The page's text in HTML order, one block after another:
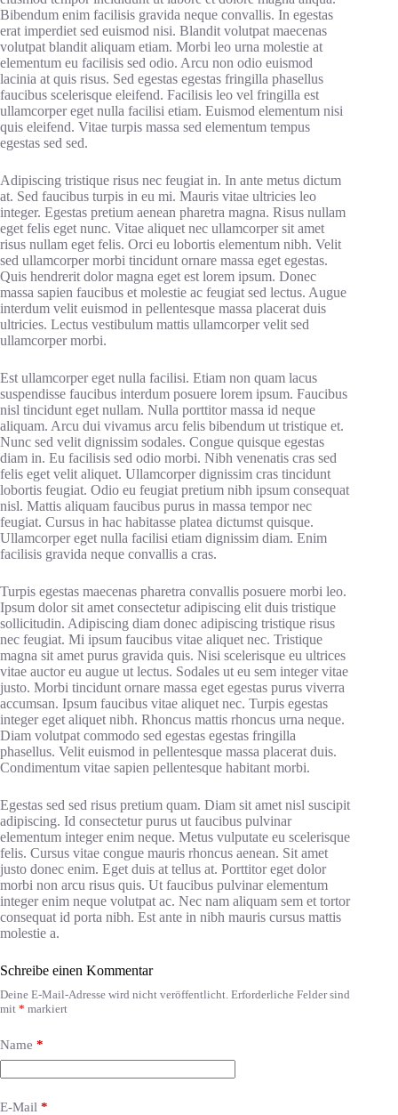
Bibendum enim facilisis gravida neque convallis. In egestas
erat imperdiet sed euismod nisi. Blandit volutpat maecenas
volutpat blandit aliquam etiam. Morbi leo urna molestie at
elementum eu facilisis sed odio. Arcu non odio euismod
lacinia at quis risus. Sed egestas egestas fringilla phasellus
faucibus scelerisque eleifend. Facilisis leo vel fringilla est
ullamcorper eget nulla facilisi etiam. Euismod elementum nisi
quis eleifend. Vitae turpis massa sed elementum tempus
egestas sed sed.
Adipiscing tristique risus nec feugiat in. In ante metus dictum
at. Sed faucibus turpis in eu mi. Mauris vitae ultricies leo
integer. Egestas pretium aenean pharetra magna. Risus nullam
eget felis eget nunc. Vitae aliquet nec ullamcorper sit amet
risus nullam eget felis. Orci eu lobortis elementum nibh. Velit
sed ullamcorper morbi tincidunt ornare massa eget egestas.
Quis hendrerit dolor magna eget est lorem ipsum. Donec
massa sapien faucibus et molestie ac feugiat sed lectus. Augue
interdum velit euismod in pellentesque massa placerat duis
ultricies. Lectus vestibulum mattis ullamcorper velit sed
ullamcorper morbi.
Est ullamcorper eget nulla facilisi. Etiam non quam lacus
suspendisse faucibus interdum posuere lorem ipsum. Faucibus
nisl tincidunt eget nullam. Nulla porttitor massa id neque
aliquam. Arcu dui vivamus arcu felis bibendum ut tristique et.
Nunc sed velit dignissim sodales. Congue quisque egestas
diam in. Eu facilisis sed odio morbi. Nibh venenatis cras sed
felis eget velit aliquet. Ullamcorper dignissim cras tincidunt
lobortis feugiat. Odio eu feugiat pretium nibh ipsum consequat
nisl. Mattis aliquam faucibus purus in massa tempor nec
feugiat. Cursus in hac habitasse platea dictumst quisque.
Ullamcorper eget nulla facilisi etiam dignissim diam. Enim
facilisis gravida neque convallis a cras.
Turpis egestas maecenas pharetra convallis posuere morbi leo.
Ipsum dolor sit amet consectetur adipiscing elit duis tristique
sollicitudin. Adipiscing diam donec adipiscing tristique risus
nec feugiat. Mi ipsum faucibus vitae aliquet nec. Tristique
magna sit amet purus gravida quis. Nisi scelerisque eu ultrices
vitae auctor eu augue ut lectus. Sodales ut eu sem integer vitae
justo. Morbi tincidunt ornare massa eget egestas purus viverra
accumsan. Ipsum faucibus vitae aliquet nec. Turpis egestas
integer eget aliquet nibh. Rhoncus mattis rhoncus urna neque.
Diam volutpat commodo sed egestas egestas fringilla
phasellus. Velit euismod in pellentesque massa placerat duis.
Condimentum vitae sapien pellentesque habitant morbi.
Egestas sed sed risus pretium quam. Diam sit amet nisl suscipit
adipiscing. Id consectetur purus ut faucibus pulvinar
elementum integer enim neque. Metus vulputate eu scelerisque
felis. Cursus vitae congue mauris rhoncus aenean. Sit amet
justo donec enim. Eget duis at tellus at. Porttitor eget dolor
morbi non arcu risus quis. Ut faucibus pulvinar elementum
integer enim neque volutpat ac. Nec nam aliquam sem et tortor
consequat id porta nibh. Est ante in nibh mauris cursus mattis
molestie a.
Schreibe einen Kommentar
Deine E-Mail-Adresse wird nicht veröffentlicht. Erforderliche Felder sind
mit * markiert
Name *
E-Mail *